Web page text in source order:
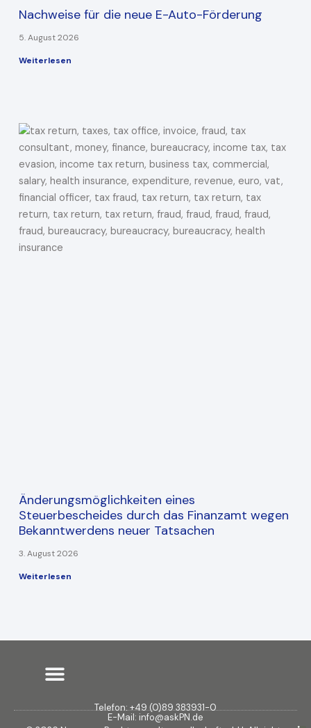
Nachweise für die neue E-Auto-Förderung
5. August 2026
Weiterlesen
Änderungsmöglichkeiten eines
Steuerbescheides durch das Finanzamt wegen
Bekanntwerdens neuer Tatsachen
3. August 2026
Weiterlesen
E-Mail: info@askPN.de
Telefon: +49 (0)89 383931-0